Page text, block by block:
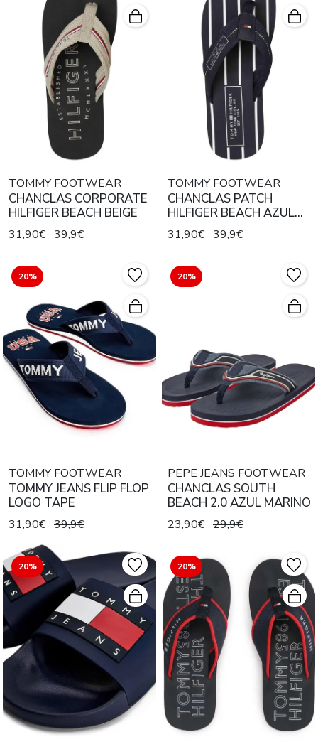
TOMMY FOOTWEAR
CHANCLAS CORPORATE
HILFIGER BEACH BEIGE
31,90€ 39,9€
TOMMY FOOTWEAR
CHANCLAS PATCH
HILFIGER BEACH AZUL
MARINO
31,90€ 39,9€
20%
TOMMY FOOTWEAR
TOMMY JEANS FLIP FLOP
LOGO TAPE
31,90€ 39,9€
20%
PEPE JEANS FOOTWEAR
CHANCLAS SOUTH
BEACH 2.0 AZUL MARINO
23,90€ 29,9€
20% 20%